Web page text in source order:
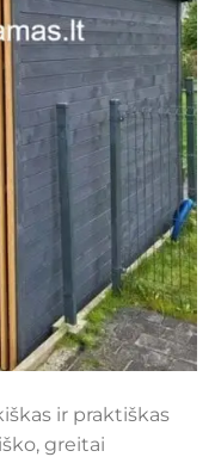
ir praktiškas
greitai